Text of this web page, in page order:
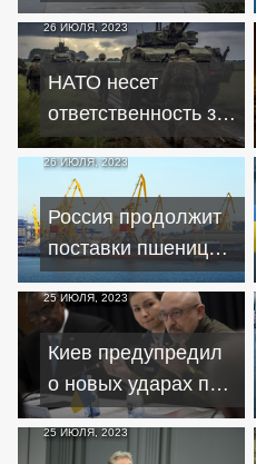
мигрантов в РФ к
2030 году достигнет
3,5 миллионов
26 ИЮЛЯ, 2023
НАТО несет
ответственность за
провал
контрнаступления
ВСУ – Newsweek
26 ИЮЛЯ, 2023
Россия продолжит
поставки пшеницы
тем, кто нуждается,
и без зерновой
сделки
25 ИЮЛЯ, 2023
Киев предупредил
о новых ударах по
Крыму и Крымскому
мосту
25 ИЮЛЯ, 2023